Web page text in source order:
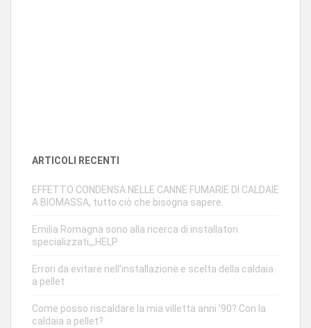
ARTICOLI RECENTI
EFFETTO CONDENSA NELLE CANNE FUMARIE DI CALDAIE
A BIOMASSA, tutto ciò che bisogna sapere.
Emilia Romagna sono alla ricerca di installatori
specializzati,,,HELP
Errori da evitare nell’installazione e scelta della caldaia
a pellet
Come posso riscaldare la mia villetta anni ’90? Con la
caldaia a pellet?